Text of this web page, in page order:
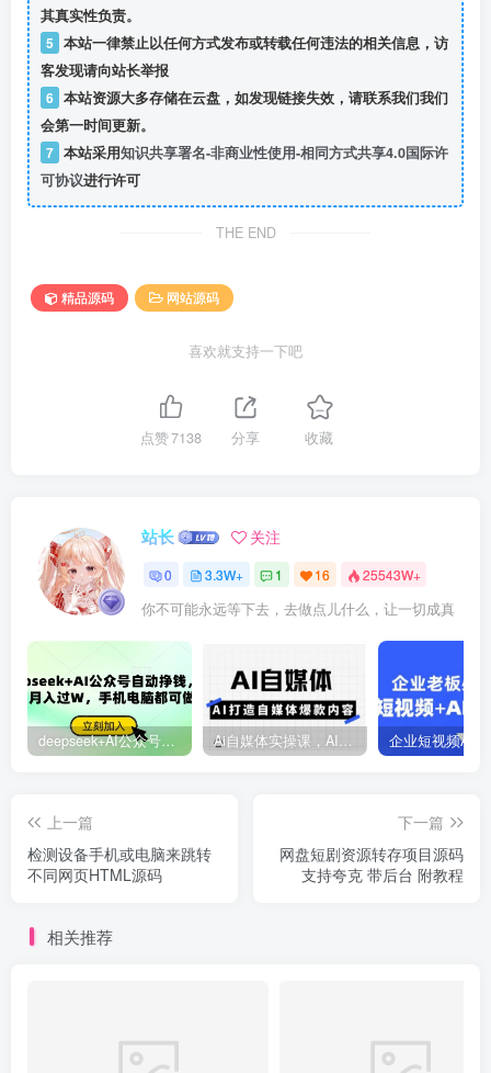
其真实性负责。
5 本站一律禁止以任何方式发布或转载任何违法的相关信息，访
客发现请向站长举报
6 本站资源大多存储在云盘，如发现链接失效，请联系我们我们
会第一时间更新。
7 本站采用知识共享署名-非商业性使用-相同方式共享4.0国际许
可协议进行许可
THE END
精品源码 网站源码
喜欢就支持一下吧
点赞7138 分享 收藏
站长 关注
0 3.3W+ 1 16 25543W+
你不可能永远等下去，去做点儿什么，让一切成真
deepseek+AI公众号自动挣钱，轻松月入过W，手机电脑都可做 Ai自媒体实操课，AI打造自媒体爆款内容
上一篇
检测设备手机或电脑来跳转
不同网页HTML源码
下一篇
网盘短剧资源转存项目源码
支持夸克 带后台 附教程
相关推荐